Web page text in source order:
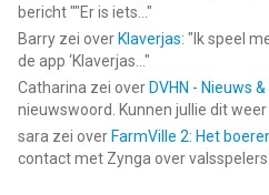
bericht ""Er is iets... "
Barry zei over Klaverjas: " Ik speel
de app ‘Klaverjas... "
Catharina zei over DVHN - Nieuws
nieuwswoord. Kunnen jullie dit weer
sara zei over FarmVille 2: Het
contact met Zynga over valsspelers